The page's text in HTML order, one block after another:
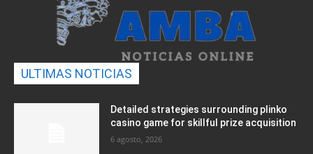
ULTIMAS NOTICIAS
Detailed strategies surrounding plinko
casino game for skillful prize acquisition
6 agosto, 2026